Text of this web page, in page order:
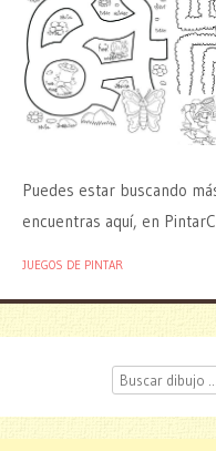
Puedes estar buscando
encuentras aquí, en
JUEGOS DE PINTAR
Buscar